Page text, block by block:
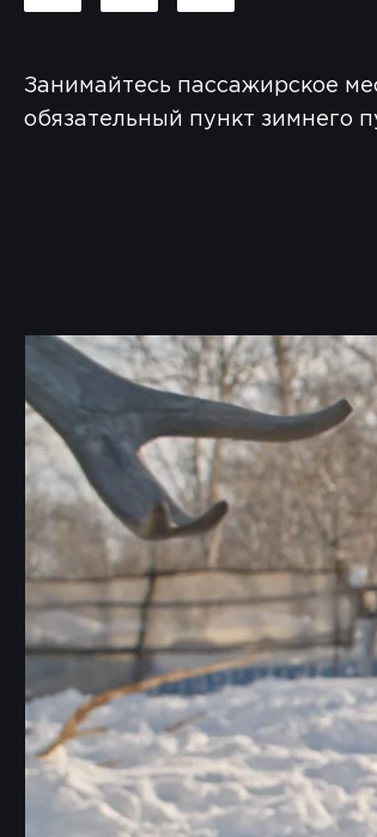
Занимайтесь пассажирское
обязательный пункт зимнего